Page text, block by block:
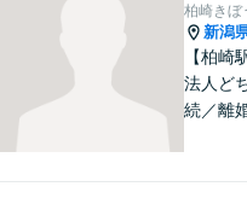
柏崎きぼ
新潟
【柏崎
法人ど
続／離
解決方